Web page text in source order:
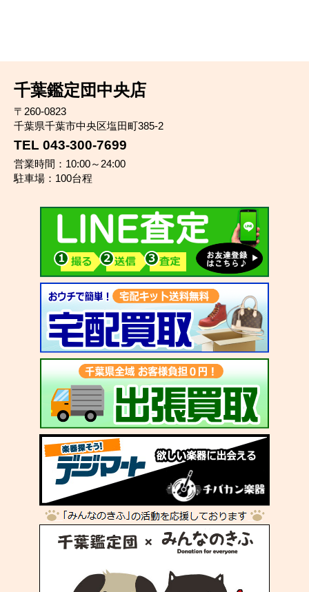
千葉鑑定団中央店
〒260-0823
千葉県千葉市中央区塩田町385-2
TEL 043-300-7699
営業時間：10:00～24:00
駐車場：100台程